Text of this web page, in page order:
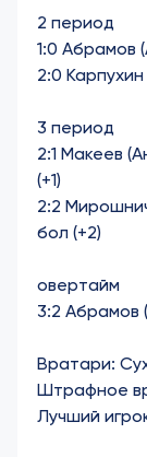
2 период
1:0 Абрамов
2:0
3 период
2:1 Макеев
(+1)
2:2
бол (+2)
овертайм
3:2 Абрамов
Вратари:
Штрафное
Лучший